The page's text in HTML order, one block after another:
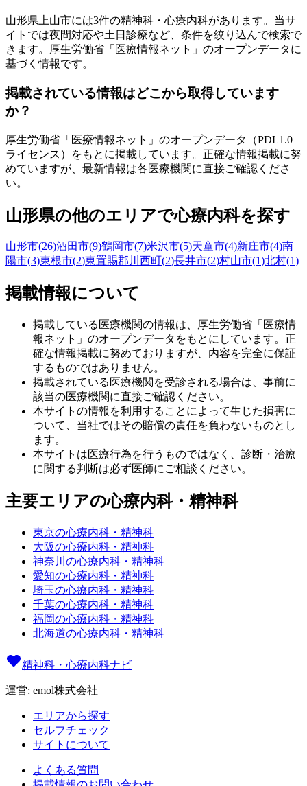
山形県 上山市には3件の精神科・心療内科があります。当サ
イトでは夜間対応や土日診療など、条件を絞り込んで検索で
きます。厚生労働省「医療情報ネット」のオープンデータに
基づく情報です。
掲載されている情報はどこから取得しています
か？
厚生労働省「医療情報ネット」のオープンデータ（PDL1.0
ライセンス）をもとに掲載しています。正確な情報掲載に努
めていますが、最新情報は各医療機関に直接ご確認くださ
い。
山形県の他のエリアで心療内科を探す
山形市(26)酒田市(9)鶴岡市(7)米沢市(5)天童市(4)新庄市(4)南
陽市(3)東根市(2)東置賜郡川西町(2)長井市(2)村山市(1)北村(1)
掲載情報について
掲載している医療機関の情報は、厚生労働省「医療情
報ネット」のオープンデータをもとにしています。正
確な情報掲載に努めておりますが、内容を完全に保証
するものではありません。
掲載されている医療機関を受診される場合は、事前に
該当の医療機関に直接ご確認ください。
本サイトの情報を利用することによって生じた損害に
ついて、当社ではその賠償の責任を負わないものとし
ます。
本サイトは医療行為を行うものではなく、診断・治療
に関する判断は必ず医師にご相談ください。
主要エリアの心療内科・精神科
東京の心療内科・精神科
大阪の心療内科・精神科
神奈川の心療内科・精神科
愛知の心療内科・精神科
埼玉の心療内科・精神科
千葉の心療内科・精神科
福岡の心療内科・精神科
北海道の心療内科・精神科
精神科・心療内科ナビ
運営: emol株式会社
エリアから探す
セルフチェック
サイトについて
よくある質問